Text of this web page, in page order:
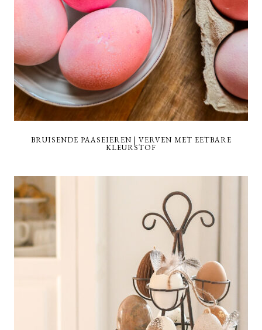
BRUISENDE PAASEIEREN | VERVEN MET EETBARE
KLEURSTOF